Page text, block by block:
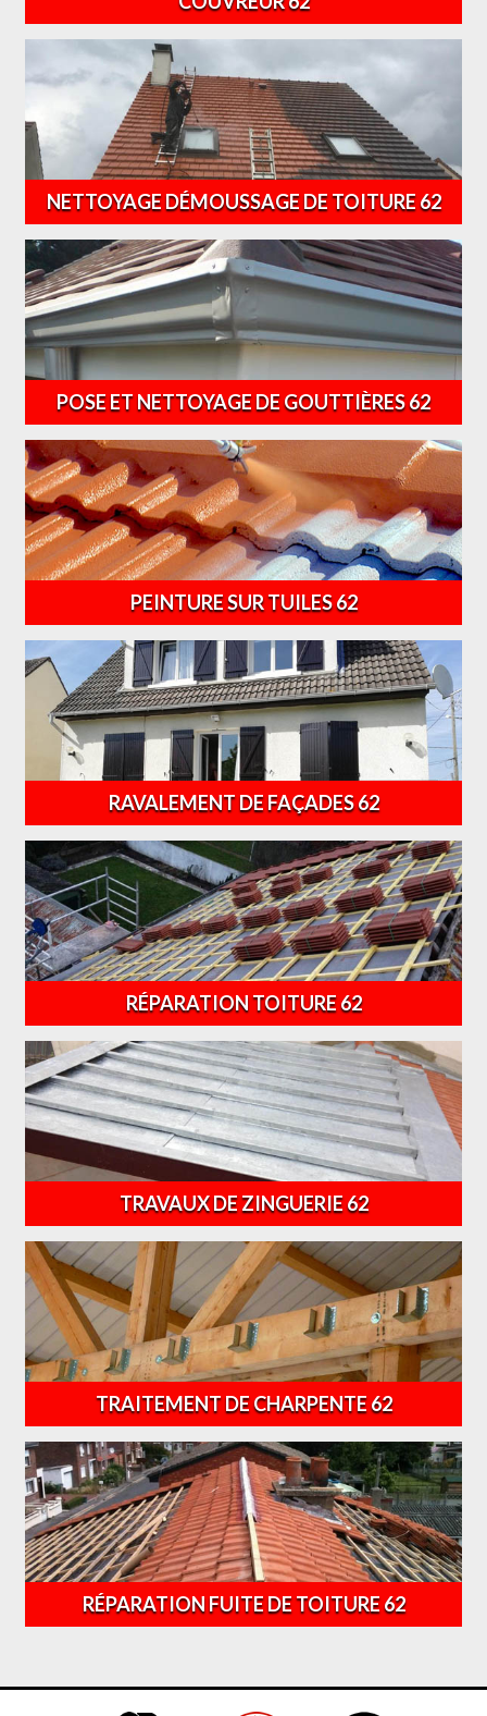
NETTOYAGE DÉMOUSSAGE DE TOITURE 62
POSE ET NETTOYAGE DE GOUTTIÈRES 62
PEINTURE SUR TUILES 62
RAVALEMENT DE FAÇADES 62
RÉPARATION TOITURE 62
TRAVAUX DE ZINGUERIE 62
TRAITEMENT DE CHARPENTE 62
RÉPARATION FUITE DE TOITURE 62